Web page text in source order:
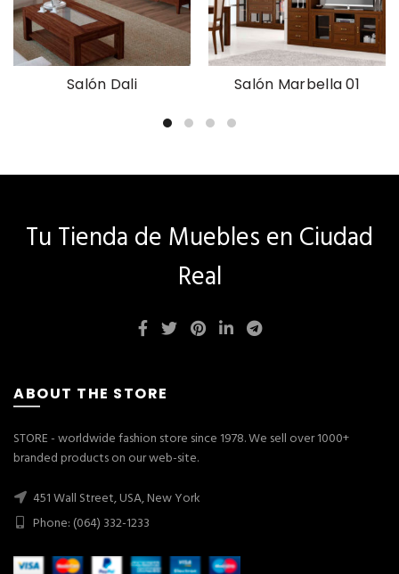
Salón Dali Salón Marbella 01
Tu Tienda de Muebles en Ciudad
Real
ABOUT THE STORE
STORE - worldwide fashion store since 1978. We sell over 1000+
branded products on our web-site.
451 Wall Street, USA, New York
Phone: (064) 332-1233